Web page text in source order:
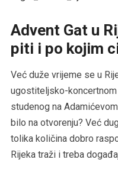
Advent Gat u
piti i po kojim
Već duže vrijeme se u
ugostiteljsko-
studenog na
bilo na otvorenju? Već
tolika količina dobro
Rijeka traži i treba